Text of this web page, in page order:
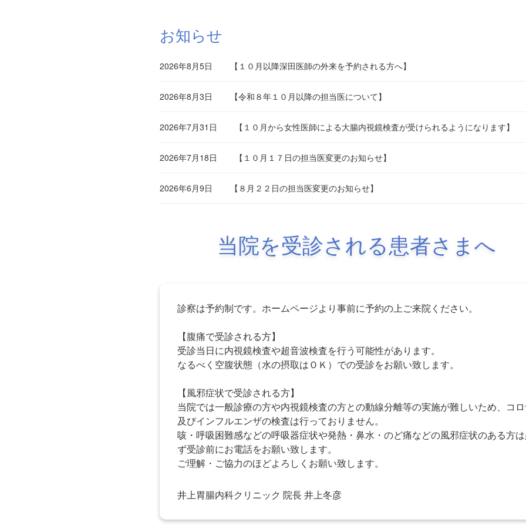
お知らせ
2026年8月5日 【１０月以降深田医師の外来を予約される方へ】
2026年8月3日 【令和８年１０月以降の担当医について】
2026年7月31日 【１０月から女性医師による大腸内視鏡検査が受けられるようになります】
2026年7月18日 【１０月１７日の担当医変更のお知らせ】
2026年6月9日 【８月２２日の担当医変更のお知らせ】
当院を受診される患者さまへ
診察は予約制です。ホームページより事前に予約の上ご来院ください。
【腹痛で受診される方】
受診当日に内視鏡検査や超音波検査を行う可能性があります。
なるべく空腹状態（水の摂取はＯＫ）での受診をお願い致します。
【風邪症状で受診される方】
当院では一般診療の方や内視鏡検査の方との動線分離等の実施が難しいため、コ
及びインフルエンザの検査は行っておりません。
咳・呼吸困難感などの呼吸器症状や発熱・鼻水・のど痛などの風邪症状のある方
ず受診前にお電話をお願い致します。
ご理解・ご協力のほどよろしくお願い致します。
井上胃腸内科クリニック 院長 井上冬彦